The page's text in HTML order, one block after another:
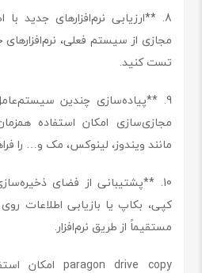
8. **ارزیابی نرم‌افزارهای جدید
مجازی از سیستم فعلی،
تست کنید.
9. **پیاده‌سازی چندین
مجازی‌سازی امکان استفاده
مانند ویندوز، لینوکس، مک و… را
10. **پشتیبانی از فضای
کپی، بکاپ یا بازیابی اطلاعات
مستقیماً از طریق نرم‌افزار.